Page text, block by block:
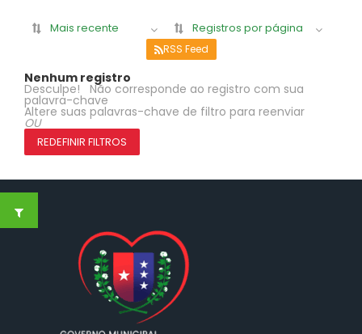
Mais recente Registros por página
RSS Feed
Nenhum registro
Desculpe! Não corresponde ao registro com sua
palavra-chave
Altere suas palavras-chave de filtro para reenviar
OU
REDEFINIR FILTROS